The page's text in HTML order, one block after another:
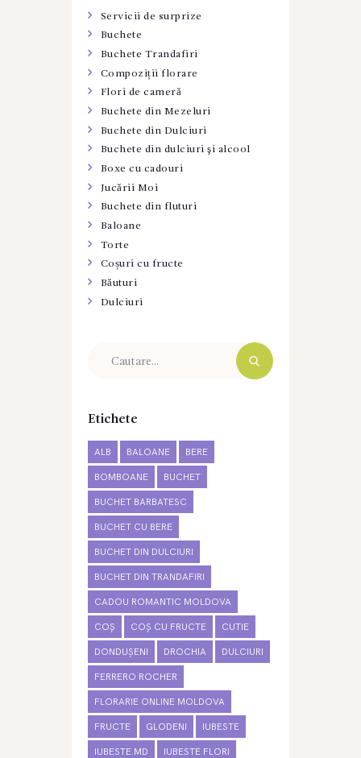
Servicii de surprize
Buchete
Buchete Trandafiri
Compoziții florare
Flori de cameră
Buchete din Mezeluri
Buchete din Dulciuri
Buchete din dulciuri şi alcool
Boxe cu cadouri
Jucării Moi
Buchete din fluturi
Baloane
Torte
Coșuri cu fructe
Băuturi
Dulciuri
Etichete
ALB BALOANE BERE
BOMBOANE BUCHET
BUCHET BARBATESC
BUCHET CU BERE
BUCHET DIN DULCIURI
BUCHET DIN TRANDAFIRI
CADOU ROMANTIC MOLDOVA
COȘ COȘ CU FRUCTE CUTIE
DONDUȘENI DROCHIA DULCIURI
FERRERO ROCHER
FLORARIE ONLINE MOLDOVA
FRUCTE GLODENI IUBESTE
IUBESTE.MD IUBESTE FLORI